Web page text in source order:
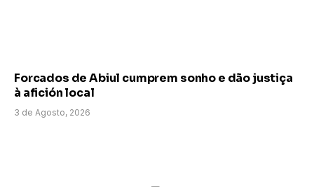
Forcados de Abiul cumprem sonho e dão justiça
à afición local
3 de Agosto, 2026